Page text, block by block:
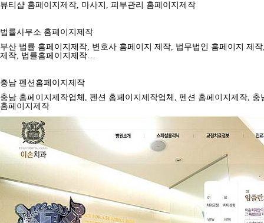
뷰티샵 홈페이지제작, 마사지, 피부관리 홈페이지제작
법률사무소 홈페이지제작
부산 법률 홈페이지제작, 변호사 홈페이지 제작, 법무법인 홈페이지 제
제작, 법률홈페이지제작…
충남 펜션홈페이지제작
충남 홈페이지제작업체, 펜션 홈페이지제작업체, 펜션 홈페이지제작,
홈페이지제작